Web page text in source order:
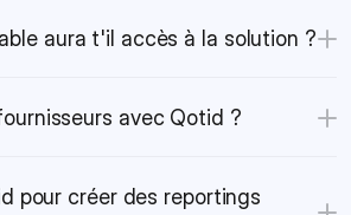
aura t'il accès à la solution ?
avec Qotid ?
pour créer des reportings